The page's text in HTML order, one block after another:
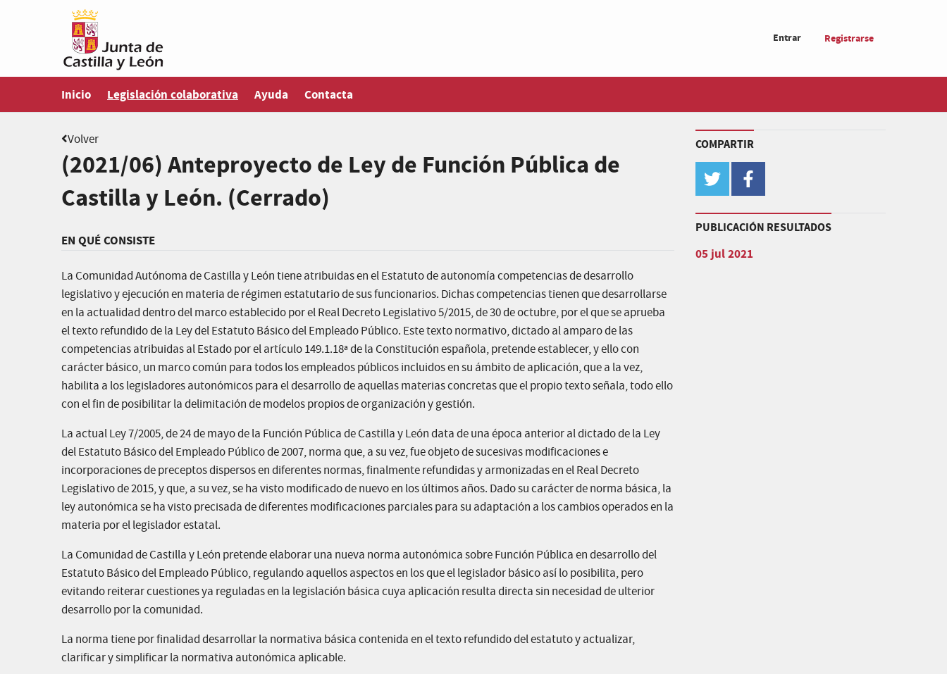
Entrar Registrarse
Inicio
Estás en
Legislación colaborativa Ayuda Contacta
Volver
(2021/06) Anteproyecto de Ley de Función Pública de
Castilla y León. (Cerrado)
EN QUÉ CONSISTE
La Comunidad Autónoma de Castilla y León tiene atribuidas en el Estatuto de autonomía competencias de desarrollo
legislativo y ejecución en materia de régimen estatutario de sus funcionarios. Dichas competencias tienen que desarrollarse
en la actualidad dentro del marco establecido por el Real Decreto Legislativo 5/2015, de 30 de octubre, por el que se aprueba
el texto refundido de la Ley del Estatuto Básico del Empleado Público. Este texto normativo, dictado al amparo de las
competencias atribuidas al Estado por el artículo 149.1.18ª de la Constitución española, pretende establecer, y ello con
carácter básico, un marco común para todos los empleados públicos incluidos en su ámbito de aplicación, que a la vez,
habilita a los legisladores autonómicos para el desarrollo de aquellas materias concretas que el propio texto señala, todo ello
con el fin de posibilitar la delimitación de modelos propios de organización y gestión.
La actual Ley 7/2005, de 24 de mayo de la Función Pública de Castilla y León data de una época anterior al dictado de la Ley
del Estatuto Básico del Empleado Público de 2007, norma que, a su vez, fue objeto de sucesivas modificaciones e
incorporaciones de preceptos dispersos en diferentes normas, finalmente refundidas y armonizadas en el Real Decreto
Legislativo de 2015, y que, a su vez, se ha visto modificado de nuevo en los últimos años. Dado su carácter de norma básica, la
ley autonómica se ha visto precisada de diferentes modificaciones parciales para su adaptación a los cambios operados en la
materia por el legislador estatal.
La Comunidad de Castilla y León pretende elaborar una nueva norma autonómica sobre Función Pública en desarrollo del
Estatuto Básico del Empleado Público, regulando aquellos aspectos en los que el legislador básico así lo posibilita, pero
evitando reiterar cuestiones ya reguladas en la legislación básica cuya aplicación resulta directa sin necesidad de ulterior
desarrollo por la comunidad.
La norma tiene por finalidad desarrollar la normativa básica contenida en el texto refundido del estatuto y actualizar,
clarificar y simplificar la normativa autonómica aplicable.
COMPARTIR
twitter
PUBLICACIÓN RESULTADOS
05 jul 2021